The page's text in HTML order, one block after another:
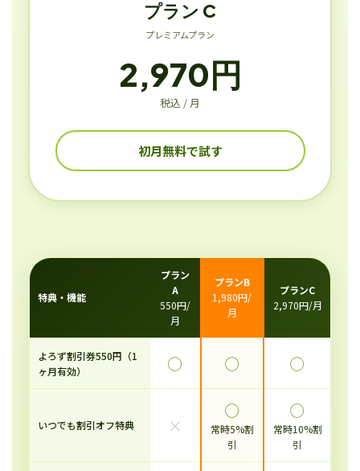
プラン C
プレミアムプラン
2,970円
税込 / 月
初月無料で試す
特典・機能
プラン
A
550円/
月
プランB
1,980円/
月
プランC
2,970円/月
よろず割引券550円（1
ヶ月有効）
◯ ◯ ◯
いつでも割引オフ特典 ×
◯
常時5%割
引
◯
常時10%割
引